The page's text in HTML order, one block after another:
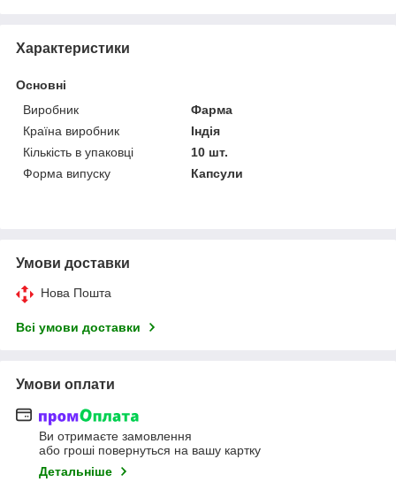
Характеристики
Основні
Виробник
Фарма
Країна виробник
Індія
Кількість в упаковці
10 шт.
Форма випуску
Капсули
Умови доставки
Нова Пошта
Всі умови доставки
Умови оплати
Ви отримаєте замовлення
або гроші повернуться на вашу картку
Детальніше